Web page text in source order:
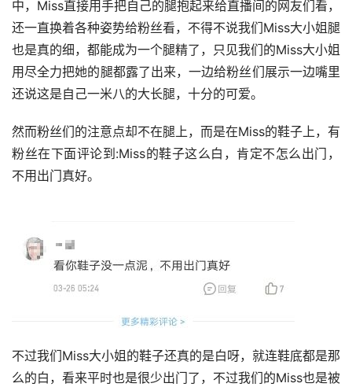
中，Miss直接用手把自己的腿抱起来给直播间的网友们看，
还一直换着各种姿势给粉丝看，不得不说我们Miss大小姐腿
也是真的细，都能成为一个腿精了，只见我们的Miss大小姐
用尽全力把她的腿都露了出来，一边给粉丝们展示一边嘴里
还说这是自己一米八的大长腿，十分的可爱。
然而粉丝们的注意点却不在腿上，而是在Miss的鞋子上，有
粉丝在下面评论到:Miss的鞋子这么白，肯定不怎么出门，
不用出门真好。
不过我们Miss大小姐的鞋子还真的是白呀，就连鞋底都是那
么的白，看来平时也是很少出门了，不过我们的Miss也是被